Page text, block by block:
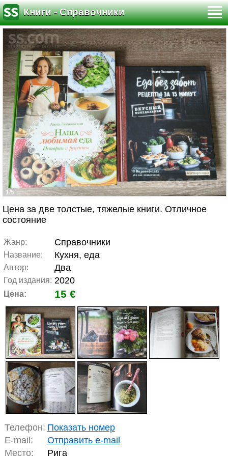
Книги - Справочники
1/5
Цена за две толстые, тяжелые книги. Отличное
состояние
Жанр: Справочники
Название: Кухня, еда
Автор: Два
Год издания: 2020
Цена: 15 €
Телефон: Показать номер
E-mail:
Отправить e-mail
Место:
Рига